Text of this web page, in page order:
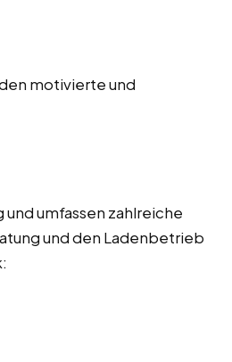
motivierte und
umfassen zahlreiche
und den Ladenbetrieb